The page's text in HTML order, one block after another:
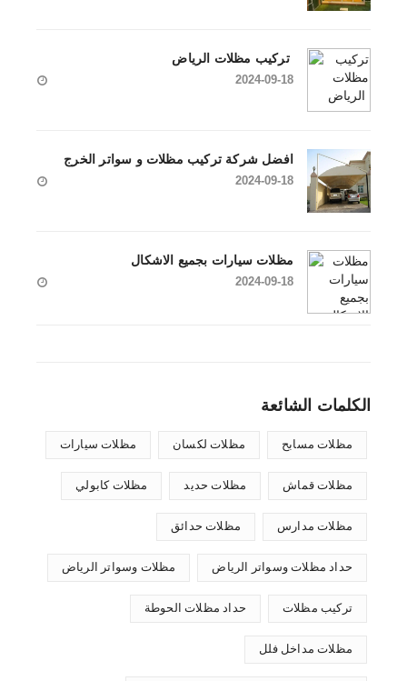
تركيب مظلات الرياض
2024-09-18
افضل شركة تركيب مظلات و سواتر الخرج
2024-09-18
مظلات سيارات بجميع الاشكال
2024-09-18
الكلمات الشائعة
مظلات سيارات مظلات لكسان مظلات مسابح
مظلات كابولي مظلات حديد مظلات قماش
مظلات حدائق مظلات مدارس
مظلات وسواتر الرياض حداد مظلات وسواتر الرياض
حداد مظلات الحوطة تركيب مظلات
مظلات مداخل فلل